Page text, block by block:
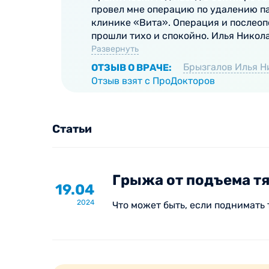
Хирург может назначить лекарственную
мягких тканей, костей, связок,
диабетической стопы. Своевременный
После основного лечения пациенты при
сертифицированные шовные материалы
«чистые» и «гнойные» перевязочные,
современные обезболивающие
провел мне операцию по удалению
клинике «Вита». Операция и
прошли тихо и спокойно. Илья
Развернуть
ОТЗЫВ О ВРАЧЕ:
Брызгалов Илья
Отзыв взят с ПроДокторов
Статьи
19.04
2024
Грыжа от подъема
Что может быть, если поднимать